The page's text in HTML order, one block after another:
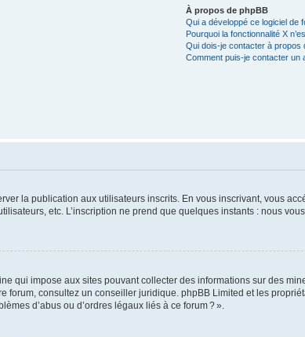
À propos de phpBB
Qui a développé ce logiciel de
Pourquoi la fonctionnalité X
Qui dois-je contacter à propos
Comment puis-je contacter un
la publication aux utilisateurs inscrits. En vous inscrivant, vous
etc. L’inscription ne prend que quelques instants : nous
qui impose aux sites pouvant collecter des informations sur des
forum, consultez un conseiller juridique. phpBB Limited et les
d’abus ou d’ordres légaux liés à ce forum ? ».